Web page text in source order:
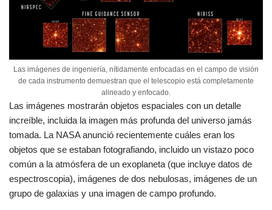
Las imágenes de ingeniería, nítidamente enfocadas en el campo de visión
de cada instrumento demuestran que el telescopio está completamente
alineado y enfocado.
Las imágenes mostrarán objetos espaciales con un detalle
increíble, incluida la imagen más profunda del universo jamás
tomada. La NASA anunció recientemente cuáles eran los
objetos que se estaban fotografiando, incluido un vistazo poco
común a la atmósfera de un exoplaneta (que incluye datos de
espectroscopia), imágenes de dos nebulosas, imágenes de un
grupo de galaxias y una imagen de campo profundo.